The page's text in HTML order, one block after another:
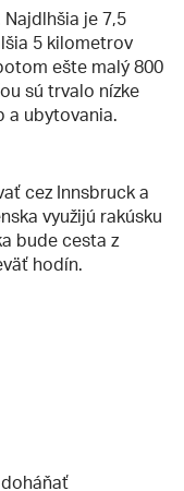
je 7,5
5 kilometrov
ešte malý 800
sú trvalo nízke
a ubytovania.
cez Innsbruck a
využijú rakúsku
bude cesta z
hodín.